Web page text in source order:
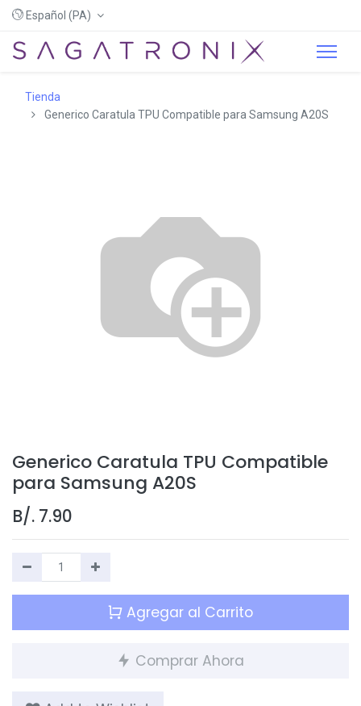
Español (PA)
Tienda
Generico Caratula TPU Compatible para Samsung A20S
Generico Caratula TPU Compatible
para Samsung A20S
B/. 7.90
Agregar al Carrito
Comprar Ahora